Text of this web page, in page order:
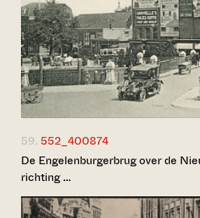
59. 552_400874
De Engelenburgerbrug over de
richting …